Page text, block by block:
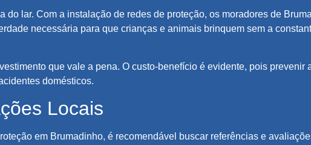
lar. Com a instalação de redes de proteção, os moradores de
necessária para que crianças e animais brinquem sem a
que vale a pena. O custo-benefício é evidente, pois prevenir
domésticos.
Locais
em Brumadinho, é recomendável buscar referências e